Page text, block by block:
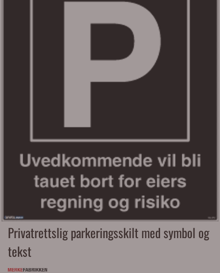
Privatrettslig parkeringsskilt med symbol og
tekst